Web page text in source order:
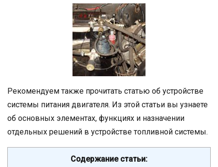
Рекомендуем также прочитать статью об устройстве
системы питания двигателя. Из этой статьи вы узнаете
об основных элементах, функциях и назначении
отдельных решений в устройстве топливной системы.
Содержание статьи: